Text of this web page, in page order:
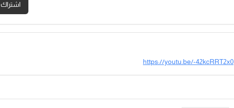
اشتراك
https://youtu.be/-42kcRRT2x0